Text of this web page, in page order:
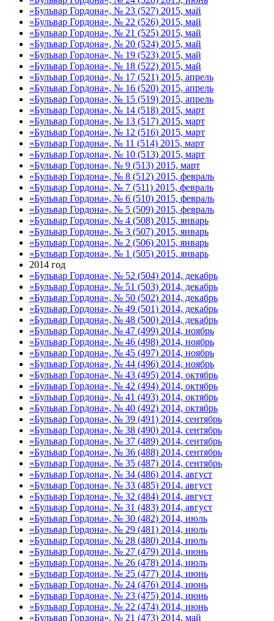
«Бульвар Гордона», № 23 (527) 2015, май
«Бульвар Гордона», № 22 (526) 2015, май
«Бульвар Гордона», № 21 (525) 2015, май
«Бульвар Гордона», № 20 (524) 2015, май
«Бульвар Гордона», № 19 (523) 2015, май
«Бульвар Гордона», № 18 (522) 2015, май
«Бульвар Гордона», № 17 (521) 2015, апрель
«Бульвар Гордона», № 16 (520) 2015, апрель
«Бульвар Гордона», № 15 (519) 2015, апрель
«Бульвар Гордона», № 14 (518) 2015, март
«Бульвар Гордона», № 13 (517) 2015, март
«Бульвар Гордона», № 12 (516) 2015, март
«Бульвар Гордона», № 11 (514) 2015, март
«Бульвар Гордона», № 10 (513) 2015, март
«Бульвар Гордона», № 9 (513) 2015, март
«Бульвар Гордона», № 8 (512) 2015, февраль
«Бульвар Гордона», № 7 (511) 2015, февраль
«Бульвар Гордона», № 6 (510) 2015, февраль
«Бульвар Гордона», № 5 (509) 2015, февраль
«Бульвар Гордона», № 4 (508) 2015, январь
«Бульвар Гордона», № 3 (507) 2015, январь
«Бульвар Гордона», № 2 (506) 2015, январь
«Бульвар Гордона», № 1 (505) 2015, январь
2014 год
«Бульвар Гордона», № 52 (504) 2014, декабрь
«Бульвар Гордона», № 51 (503) 2014, декабрь
«Бульвар Гордона», № 50 (502) 2014, декабрь
«Бульвар Гордона», № 49 (501) 2014, декабрь
«Бульвар Гордона», № 48 (500) 2014, декабрь
«Бульвар Гордона», № 47 (499) 2014, ноябрь
«Бульвар Гордона», № 46 (498) 2014, ноябрь
«Бульвар Гордона», № 45 (497) 2014, ноябрь
«Бульвар Гордона», № 44 (496) 2014, ноябрь
«Бульвар Гордона», № 43 (495) 2014, октябрь
«Бульвар Гордона», № 42 (494) 2014, октябрь
«Бульвар Гордона», № 41 (493) 2014, октябрь
«Бульвар Гордона», № 40 (492) 2014, октябрь
«Бульвар Гордона», № 39 (491) 2014, сентябрь
«Бульвар Гордона», № 38 (490) 2014, сентябрь
«Бульвар Гордона», № 37 (489) 2014, сентябрь
«Бульвар Гордона», № 36 (488) 2014, сентябрь
«Бульвар Гордона», № 35 (487) 2014, сентябрь
«Бульвар Гордона», № 34 (486) 2014, август
«Бульвар Гордона», № 33 (485) 2014, август
«Бульвар Гордона», № 32 (484) 2014, август
«Бульвар Гордона», № 31 (483) 2014, август
«Бульвар Гордона», № 30 (482) 2014, июль
«Бульвар Гордона», № 29 (481) 2014, июль
«Бульвар Гордона», № 28 (480) 2014, июль
«Бульвар Гордона», № 27 (479) 2014, июнь
«Бульвар Гордона», № 26 (478) 2014, июль
«Бульвар Гордона», № 25 (477) 2014, июнь
«Бульвар Гордона», № 24 (476) 2014, июнь
«Бульвар Гордона», № 23 (475) 2014, июнь
«Бульвар Гордона», № 22 (474) 2014, июнь
«Бульвар Гордона», № 21 (473) 2014, май